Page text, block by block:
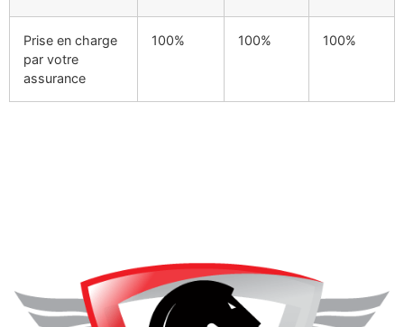
Prise en charge
par votre
assurance
100% 100% 100%